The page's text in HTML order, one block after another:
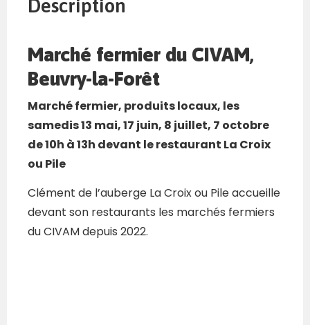
Description
Marché fermier du CIVAM,
Beuvry-la-Forêt
Marché fermier, produits locaux, les
samedis 13 mai, 17 juin, 8 juillet, 7 octobre
de 10h à 13h devant le restaurant La Croix
ou Pile
Clément de l’auberge La Croix ou Pile accueille
devant son restaurants les marchés fermiers
du CIVAM depuis 2022.